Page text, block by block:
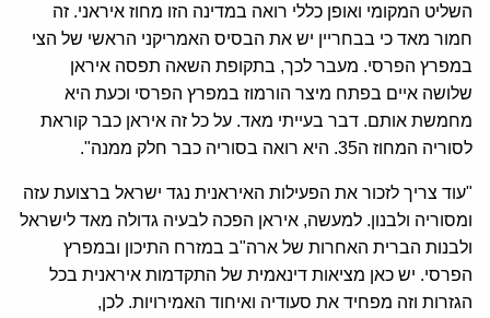
השליט המקומי ואופן כללי רואה במדינה הזו מחוז איראני. זה
חמור מאד כי בבחריין יש את הבסיס האמריקני הראשי של הצי
במפרץ הפרסי. מעבר לכך, בתקופת השאה תפסה איראן
שלושה איים בפתח מיצר הורמוז במפרץ הפרסי וכעת היא
מחמשת אותם. דבר בעייתי מאד. על כל זה איראן כבר קוראת
לסוריה המחוז ה35. היא רואה בסוריה כבר חלק ממנה".
"עוד צריך לזכור את הפעילות האיראנית נגד ישראל ברצועת עזה
ומסוריה ולבנון. למעשה, איראן הפכה לבעיה גדולה מאד לישראל
ולבנות הברית האחרות של ארה"ב במזרח התיכון ובמפרץ
הפרסי. יש כאן מציאות דינאמית של התקדמות איראנית בכל
הגזרות וזה מפחיד את סעודיה ואיחוד האמירויות. לכן,